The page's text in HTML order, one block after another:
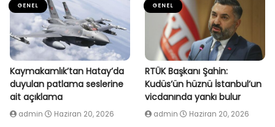
GENEL
Kaymakamlık’tan Hatay’da
duyulan patlama seslerine
ait açıklama
admin Haziran 20, 2026
GENEL
RTÜK Başkanı Şahin:
Kudüs’ün hüznü İstanbul’un
vicdanında yankı bulur
admin Haziran 20, 2026